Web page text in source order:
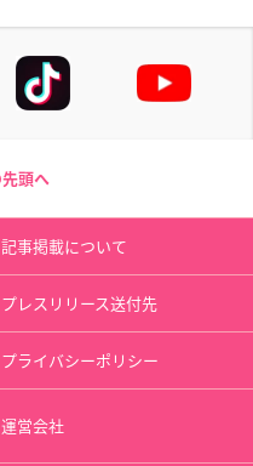
頭へ
記事掲載について
プレスリリース送付先
プライバシーポリシー
運営会社